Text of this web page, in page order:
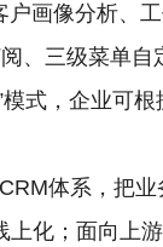
画像分析、工
阅、三级菜单
式，企业可
体系，把
化；面向上